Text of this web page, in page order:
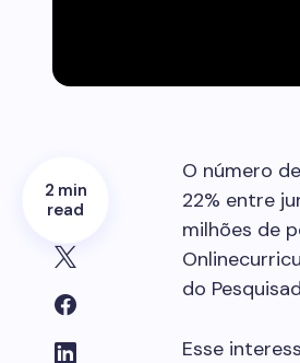
2 min
read
O número
22% entre
milhões de
do
Esse